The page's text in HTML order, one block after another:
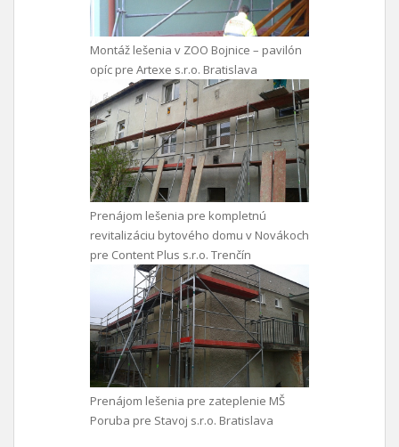
Montáž lešenia v ZOO Bojnice – pavilón
opíc pre Artexe s.r.o. Bratislava
Prenájom lešenia pre kompletnú
revitalizáciu bytového domu v Novákoch
pre Content Plus s.r.o. Trenčín
Prenájom lešenia pre zateplenie MŠ
Poruba pre Stavoj s.r.o. Bratislava